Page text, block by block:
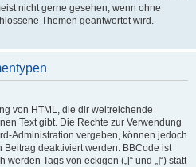
nicht gerne gesehen, wenn ohne
Themen geantwortet wird.
von HTML, die dir weitreichende
Text gibt. Die Rechte zur Verwendung
Administration vergeben, können jedoch
deaktiviert werden. BBCode ist
Tags von eckigen („[“ und „]“) statt